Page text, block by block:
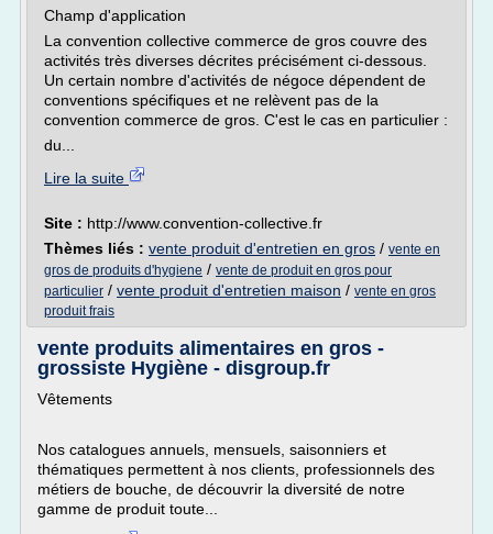
Champ d'application
La convention collective commerce de gros couvre des
activités très diverses décrites précisément ci-dessous.
Un certain nombre d'activités de négoce dépendent de
conventions spécifiques et ne relèvent pas de la
convention commerce de gros. C'est le cas en particulier :
du...
Lire la suite
Site : http://www.convention-collective.fr
Thèmes liés : vente produit d'entretien en gros / vente en
gros de produits d'hygiene / vente de produit en gros pour
particulier / vente produit d'entretien maison / vente en gros
produit frais
vente produits alimentaires en gros -
grossiste Hygiène - disgroup.fr
Vêtements
Nos catalogues annuels, mensuels, saisonniers et
thématiques permettent à nos clients, professionnels des
métiers de bouche, de découvrir la diversité de notre
gamme de produit toute...